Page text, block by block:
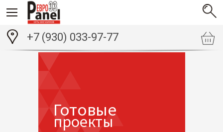
+7 (930) 033-97-77
Готовые
проекты